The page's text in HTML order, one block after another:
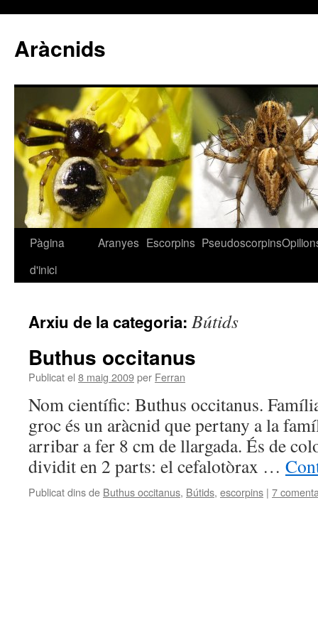
Aràcnids
Vés
Pàgina
d'inici
Aranyes Escorpins Pseudoscorpins
Arxiu de la categoria: Bútids
Buthus occitanus
Publicat el 8 maig 2009per Ferran
Nom científic: Buthus occitanus.
groc és un aràcnid que pertany a la
arribar a fer 8 cm de llargada. És de
dividit en 2 parts: el cefalotòrax …
Publicat dins de Buthus occitanus, Bútids, escorpins | 7